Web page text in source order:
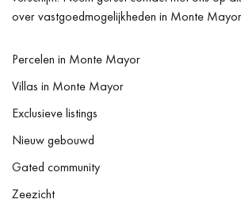
over vastgoedmogelijkheden in Monte
Percelen in Monte Mayor
Villas in Monte Mayor
Exclusieve listings
Nieuw gebouwd
Gated community
Zeezicht